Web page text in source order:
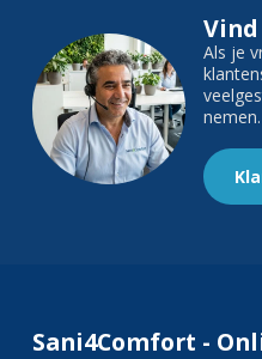
Als je
nemen.
Sani4Comfort -